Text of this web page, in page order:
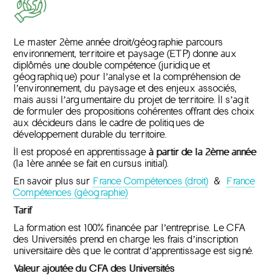
Le master 2ème année droit/géographie parcours
environnement, territoire et paysage (ETP) donne aux
diplômés une double compétence (juridique et
géographique) pour l’analyse et la compréhension de
l’environnement, du paysage et des enjeux associés,
mais aussi l’argumentaire du projet de territoire. Il s’agit
de formuler des propositions cohérentes offrant des choix
aux décideurs dans le cadre de politiques de
développement durable du territoire.
Il est proposé en apprentissageà partir de la 2ème année
(la 1ère année se fait en cursus initial).
En savoir plus sur France Compétences (droit) & France
Compétences (géographie)
Tarif
La formation est 100% financée par l’entreprise. Le CFA
des Universités prend en charge les frais d’inscription
universitaire dès que le contrat d’apprentissage est signé.
Valeur ajoutée du CFA des Universités